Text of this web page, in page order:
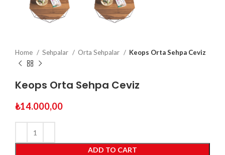
Home Sehpalar Orta Sehpalar Keops Orta Sehpa Ceviz
Keops Orta Sehpa Ceviz
₺14.000,00
ADD TO CART